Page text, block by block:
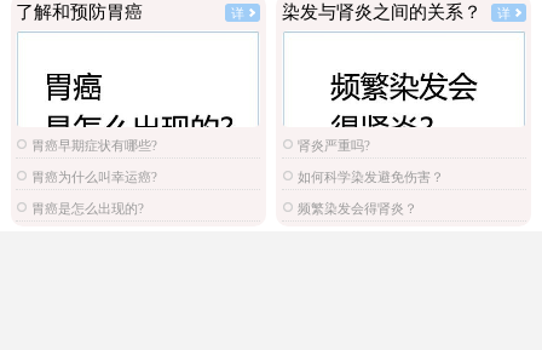
了解和预防胃癌 详
胃癌早期症状有哪些?
胃癌为什么叫幸运癌?
胃癌是怎么出现的?
染发与肾炎之间的关系？ 详
肾炎严重吗?
如何科学染发避免伤害？
频繁染发会得肾炎？